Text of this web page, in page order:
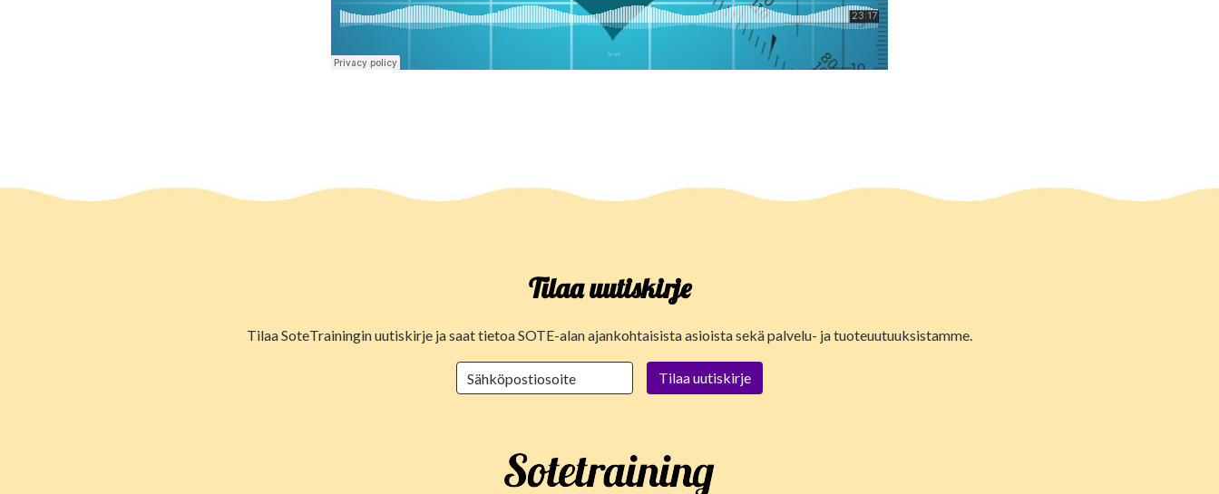
Tilaa uutiskirje
Tilaa SoteTrainingin uutiskirje ja saat tietoa SOTE-alan ajankohtaisista asioista sekä palvelu- ja tuoteuutuuksistamme.